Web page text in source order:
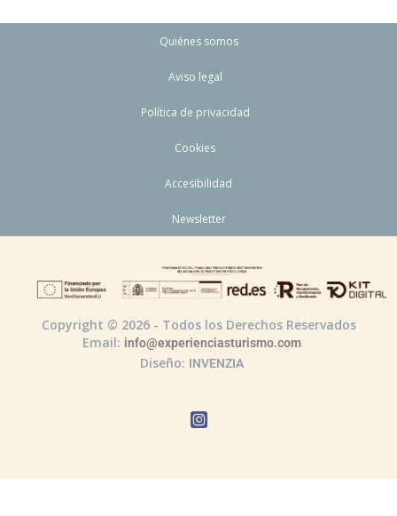
Quiénes somos
Aviso legal
Política de privacidad
Cookies
Accesibilidad
Newsletter
Copyright © 2026 - Todos los Derechos Reservados
Email: info@experienciasturismo.com
Diseño: INVENZIA